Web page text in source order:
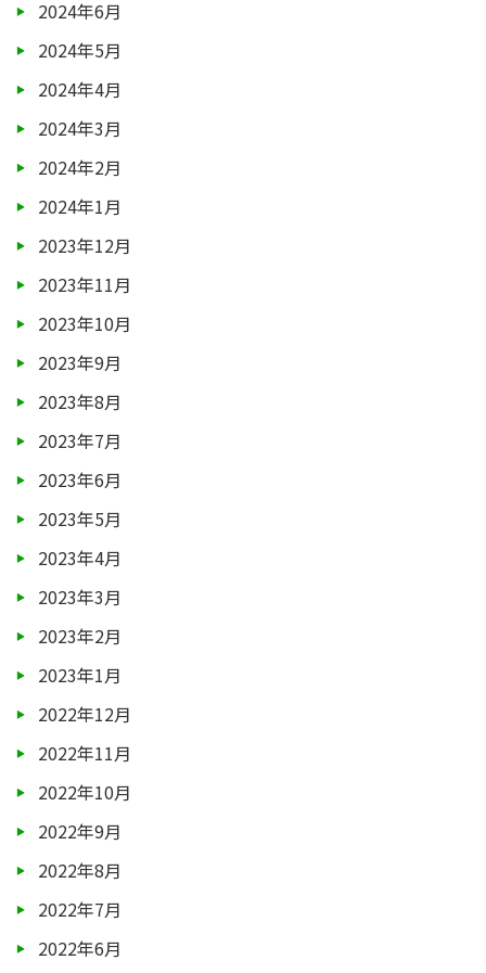
2024年6月
2024年5月
2024年4月
2024年3月
2024年2月
2024年1月
2023年12月
2023年11月
2023年10月
2023年9月
2023年8月
2023年7月
2023年6月
2023年5月
2023年4月
2023年3月
2023年2月
2023年1月
2022年12月
2022年11月
2022年10月
2022年9月
2022年8月
2022年7月
2022年6月